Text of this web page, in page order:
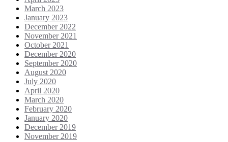
March 2023
January 2023
December 2022
November 2021
October 2021
December 2020
September 2020
August 2020
July 2020
April 2020
March 2020
February 2020
January 2020
December 2019
November 2019